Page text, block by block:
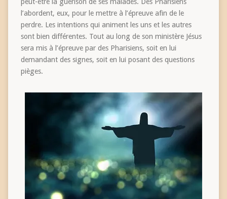
l’abordent, eux, pour le mettre à l’épreuve afin de le
perdre. Les intentions qui animent les uns et les autres
sont bien différentes. Tout au long de son ministère Jésus
sera mis à l’épreuve par des Pharisiens, soit en lui
demandant des signes, soit en lui posant des questions
pièges.